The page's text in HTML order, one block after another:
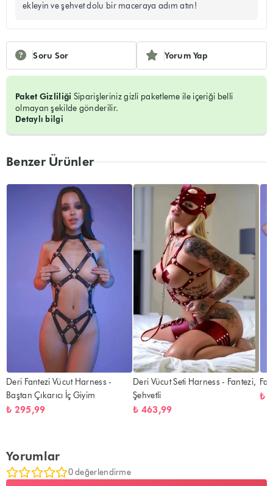
Soru Sor Yorum Yap
Paket Gizliliği Siparişleriniz gizli paketleme ile içeriği belli
olmayan şekilde gönderilir.
Detaylı bilgi
ekleyin ve şehvet dolu bir maceraya adım atın!
Benzer Ürünler
Deri Fantezi Vücut Harness -
Baştan Çıkarıcı İç Giyim
₺ 295,99
Deri Vücut Seti Harness - Fantezi,
Şehvetli
₺ 463,99
₺
Yorumlar
0 değerlendirme